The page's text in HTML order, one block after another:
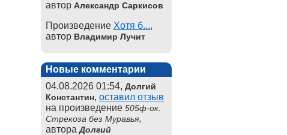
автор Александр Саркисов
Произведение Хотя б...,
автор Владимир Лучит
Новые комментарии
04.08.2026 01:54, Долгий
Константин, оставил отзыв
на произведение 505ф-ок.
Стрекоза без Муравья,
автораДолгий